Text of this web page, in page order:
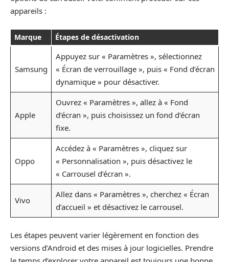
appareils :
Marque Étapes de désactivation
Samsung
Appuyez sur « Paramètres », sélectionnez
« Écran de verrouillage », puis « Fond d’écran
dynamique » pour désactiver.
Apple
Ouvrez « Paramètres », allez à « Fond
d’écran », puis choisissez un fond d’écran
fixe.
Oppo
Accédez à « Paramètres », cliquez sur
« Personnalisation », puis désactivez le
« Carrousel d’écran ».
Vivo
Allez dans « Paramètres », cherchez « Écran
d’accueil » et désactivez le carrousel.
Les étapes peuvent varier légèrement en fonction des
versions d’Android et des mises à jour logicielles. Prendre